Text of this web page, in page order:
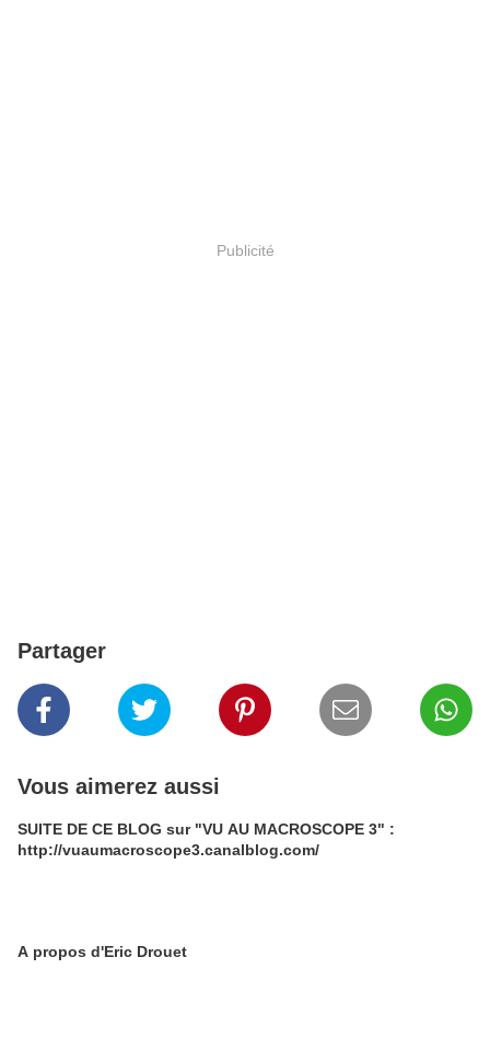
Publicité
Partager
Vous aimerez aussi
SUITE DE CE BLOG sur "VU AU MACROSCOPE 3" :
http://vuaumacroscope3.canalblog.com/
A propos d'Eric Drouet